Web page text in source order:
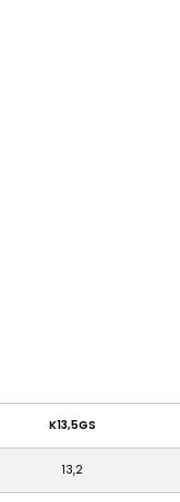
K13,5GS
13,2